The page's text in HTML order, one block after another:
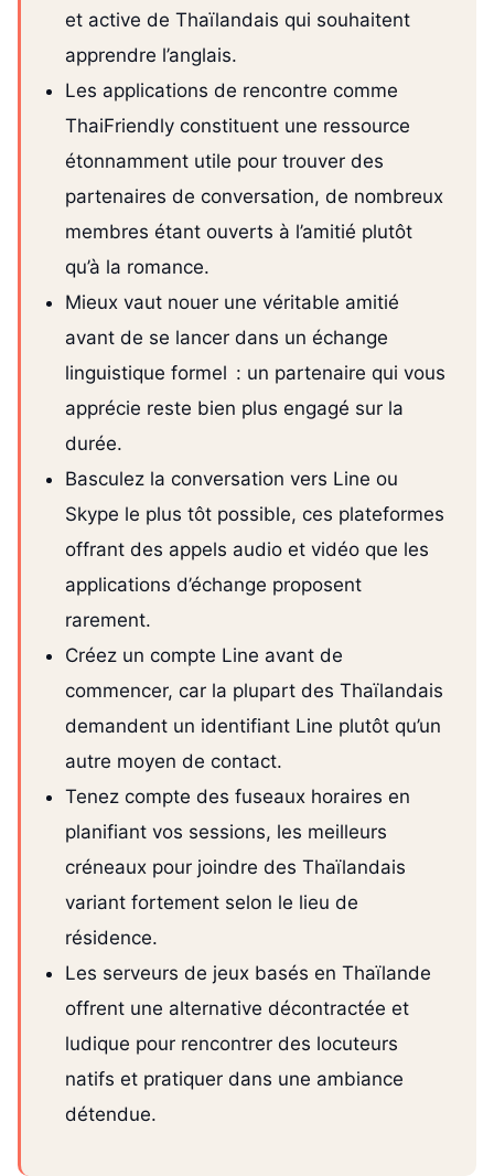
et active de Thaïlandais qui souhaitent
apprendre l’anglais.
Les applications de rencontre comme
ThaiFriendly constituent une ressource
étonnamment utile pour trouver des
partenaires de conversation, de nombreux
membres étant ouverts à l’amitié plutôt
qu’à la romance.
Mieux vaut nouer une véritable amitié
avant de se lancer dans un échange
linguistique formel : un partenaire qui vous
apprécie reste bien plus engagé sur la
durée.
Basculez la conversation vers Line ou
Skype le plus tôt possible, ces plateformes
offrant des appels audio et vidéo que les
applications d’échange proposent
rarement.
Créez un compte Line avant de
commencer, car la plupart des Thaïlandais
demandent un identifiant Line plutôt qu’un
autre moyen de contact.
Tenez compte des fuseaux horaires en
planifiant vos sessions, les meilleurs
créneaux pour joindre des Thaïlandais
variant fortement selon le lieu de
résidence.
Les serveurs de jeux basés en Thaïlande
offrent une alternative décontractée et
ludique pour rencontrer des locuteurs
natifs et pratiquer dans une ambiance
détendue.